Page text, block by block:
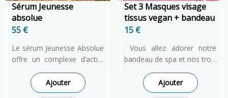
Sérum Jeunesse
absolue
55 €
Le sérum Jeunesse Absolue
offre un complexe d’actifs
anti-âge. La formule intègre
collagène marin et lysat de
bifidobactéries. Son action
Ajouter
Set 3 Masques visage
tissus vegan + bandeau
15 €
Vous allez adorer notre
bandeau de spa et nos trois
masques en tissus végan
purifiant, super hydratant et
illuminateur, aux imprimés
Ajouter